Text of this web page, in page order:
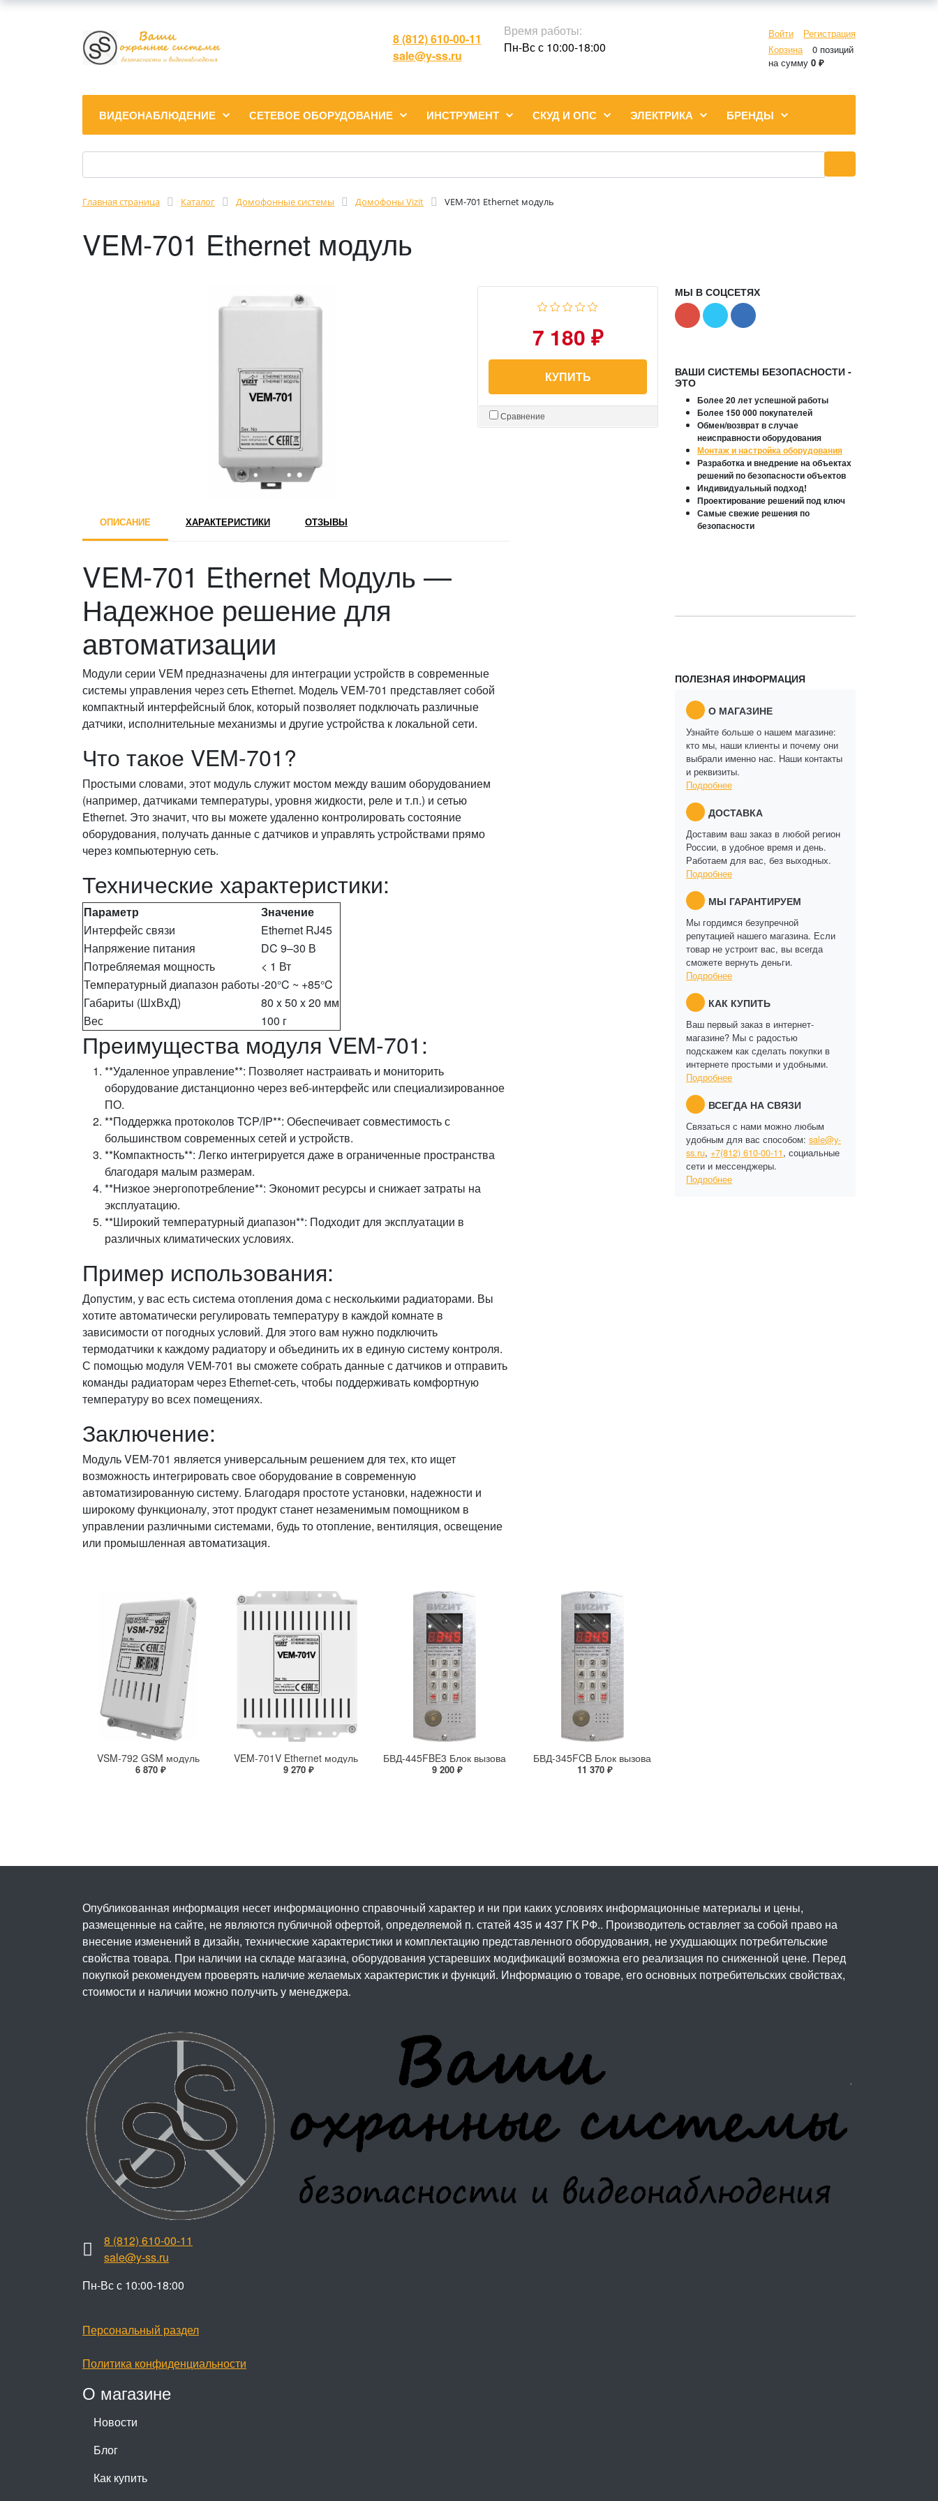
Войти
Регистрация
Корзина
0 позиций
на сумму 0 ₽
8 (812) 610-00-11
sale@y-ss.ru
Время работы:
Пн-Вс с 10:00-18:00
ВИДЕОНАБЛЮДЕНИЕ СЕТЕВОЕ ОБОРУДОВАНИЕ ИНСТРУМЕНТ СКУД И ОПС ЭЛЕКТРИКА БРЕНДЫ
Главная страница Каталог Домофонные системы Домофоны Vizit VEM-701 Ethernet модуль
VEM-701 Ethernet модуль
7 180 ₽
КУПИТЬ
Сравнение
ОПИСАНИЕ ХАРАКТЕРИСТИКИ ОТЗЫВЫ
VEM-701 Ethernet Модуль —
Надежное решение для
автоматизации
Модули серии VEM предназначены для интеграции устройств в современные
системы управления через сеть Ethernet. Модель VEM-701 представляет собой
компактный интерфейсный блок, который позволяет подключать различные
датчики, исполнительные механизмы и другие устройства к локальной сети.
Что такое VEM-701?
Простыми словами, этот модуль служит мостом между вашим оборудованием
(например, датчиками температуры, уровня жидкости, реле и т.п.) и сетью
Ethernet. Это значит, что вы можете удаленно контролировать состояние
оборудования, получать данные с датчиков и управлять устройствами прямо
через компьютерную сеть.
Технические характеристики:
Параметр
Значение
Интерфейс связи
Ethernet RJ45
Напряжение питания
DC 9–30 В
Потребляемая мощность
< 1 Вт
Температурный диапазон работы-20°C ~ +85°C
Габариты (ШxВxД)
80 x 50 x 20 мм
Вес
100 г
Преимущества модуля VEM-701:
**Удаленное управление**: Позволяет настраивать и мониторить
оборудование дистанционно через веб-интерфейс или специализированное
ПО.
**Поддержка протоколов TCP/IP**: Обеспечивает совместимость с
большинством современных сетей и устройств.
**Компактность**: Легко интегрируется даже в ограниченные пространства
благодаря малым размерам.
**Низкое энергопотребление**: Экономит ресурсы и снижает затраты на
эксплуатацию.
**Широкий температурный диапазон**: Подходит для эксплуатации в
различных климатических условиях.
Пример использования:
Допустим, у вас есть система отопления дома с несколькими радиаторами. Вы
хотите автоматически регулировать температуру в каждой комнате в
зависимости от погодных условий. Для этого вам нужно подключить
термодатчики к каждому радиатору и объединить их в единую систему контроля.
С помощью модуля VEM-701 вы сможете собрать данные с датчиков и отправить
команды радиаторам через Ethernet-сеть, чтобы поддерживать комфортную
температуру во всех помещениях.
Заключение:
Модуль VEM-701 является универсальным решением для тех, кто ищет
возможность интегрировать свое оборудование в современную
автоматизированную систему. Благодаря простоте установки, надежности и
широкому функционалу, этот продукт станет незаменимым помощником в
управлении различными системами, будь то отопление, вентиляция, освещение
или промышленная автоматизация.
VSM-792 GSM модуль
6 870 ₽
VEM-701V Ethernet модуль
9 270 ₽
БВД-445FBE3 Блок вызова
9 200 ₽
БВД-345FCB Блок вызова
11 370 ₽
МЫ В СОЦСЕТЯХ
ВАШИ СИСТЕМЫ БЕЗОПАСНОСТИ -
ЭТО
Более 20 лет успешной работы
Более 150 000 покупателей
Обмен/возврат в случае
неисправности оборудования
Монтаж и настройка оборудования
Разработка и внедрение на объектах
решений по безопасности объектов
Индивидуальный подход!
Проектирование решений под ключ
Самые свежие решения по
безопасности
ПОЛЕЗНАЯ ИНФОРМАЦИЯ
О МАГАЗИНЕ
Узнайте больше о нашем магазине:
кто мы, наши клиенты и почему они
выбрали именно нас. Наши контакты
и реквизиты.
Подробнее
ДОСТАВКА
Доставим ваш заказ в любой регион
России, в удобное время и день.
Работаем для вас, без выходных.
Подробнее
МЫ ГАРАНТИРУЕМ
Мы гордимся безупречной
репутацией нашего магазина. Если
товар не устроит вас, вы всегда
сможете вернуть деньги.
Подробнее
КАК КУПИТЬ
Ваш первый заказ в интернет-
магазине? Мы с радостью
подскажем как сделать покупки в
интернете простыми и удобными.
Подробнее
ВСЕГДА НА СВЯЗИ
Связаться с нами можно любым
удобным для вас способом: sale@y-
ss.ru, +7(812) 610-00-11, социальные
сети и мессенджеры.
Подробнее
О магазине
Новости
Блог
Как купить
8 (812) 610-00-11
sale@y-ss.ru
Пн-Вс с 10:00-18:00
Персональный раздел
Политика конфиденциальности
Опубликованная информация несет информационно справочный характер и ни при каких условиях информационные материалы и цены,
размещенные на сайте, не являются публичной офертой, определяемой п. статей 435 и 437 ГК РФ.. Производитель оставляет за собой право на
внесение изменений в дизайн, технические характеристики и комплектацию представленного оборудования, не ухудшающих потребительские
свойства товара. При наличии на складе магазина, оборудования устаревших модификаций возможна его реализация по сниженной цене. Перед
покупкой рекомендуем проверять наличие желаемых характеристик и функций. Информацию о товаре, его основных потребительских свойствах,
стоимости и наличии можно получить у менеджера.